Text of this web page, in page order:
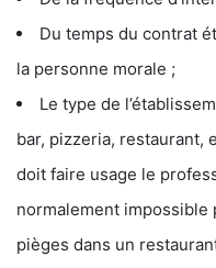
Du temps du contrat
la personne morale ;
Le type de
bar, pizzeria, restaurant,
doit faire usage le
normalement
pièges dans un